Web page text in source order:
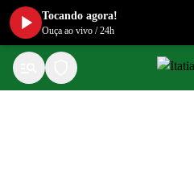
Tocando agora!
Ouça ao vivo /24h